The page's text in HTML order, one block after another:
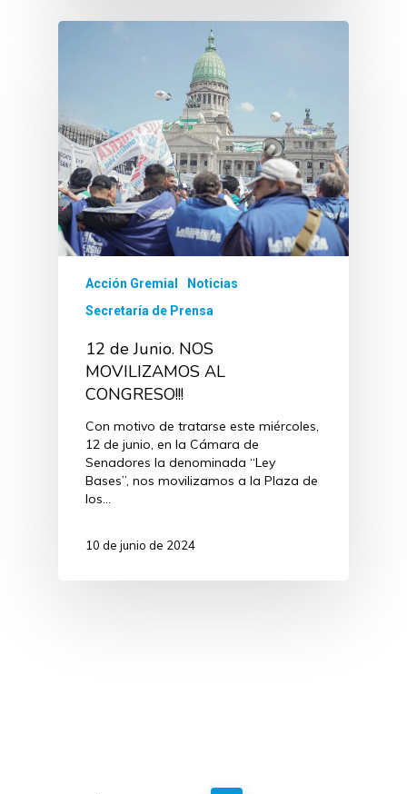
Acción Gremial
Noticias
Secretaría de Prensa
12 de Junio. NOS
MOVILIZAMOS AL
CONGRESO!!!
Con motivo de tratarse este miércoles,
12 de junio, en la Cámara de
Senadores la denominada “Ley
Bases”, nos movilizamos a la Plaza de
los…
10 de junio de 2024